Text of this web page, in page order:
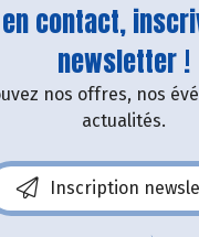
contact,
newsletter !
nos offres, nos
actualités.
Inscription